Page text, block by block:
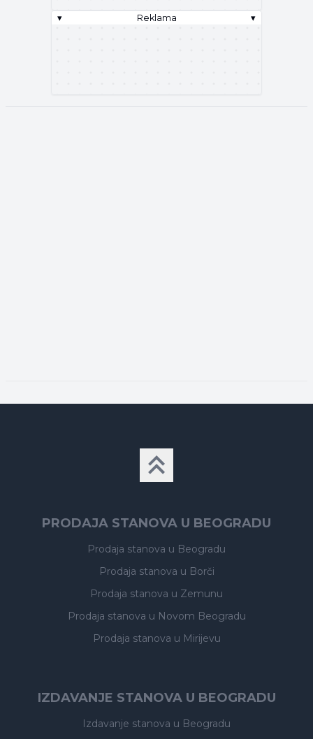
▾ Reklama ▾
PRODAJA STANOVA U BEOGRADU
Prodaja stanova u Beogradu
Prodaja stanova u Borči
Prodaja stanova u Zemunu
Prodaja stanova u Novom Beogradu
Prodaja stanova u Mirijevu
IZDAVANJE STANOVA U BEOGRADU
Izdavanje stanova u Beogradu